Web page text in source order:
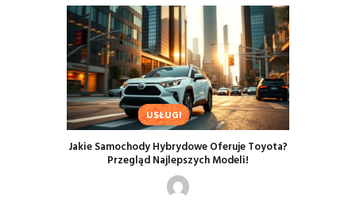
USŁUGI
Jakie Samochody Hybrydowe Oferuje Toyota?
Przegląd Najlepszych Modeli!